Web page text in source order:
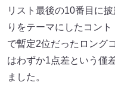
リスト最後の10番目に
りをテーマにしたコン
で暫定2位だったロング
はわずか1点差という僅
ました。